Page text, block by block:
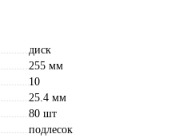
диск
255 мм
10
25.4 мм
80 шт
подлесок